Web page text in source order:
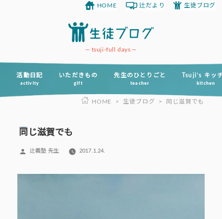
ツ
tsuji-full days
活動日記
activity
いただきもの
gift
先生のひとりごと
teacher
Tsuji’s キッ
kitchen
HOME 辻だより 生徒ブログ
HOME > 生徒ブログ > 同じ滋賀でも
同じ滋賀でも
投
辻義塾 先生 2017.1.24.